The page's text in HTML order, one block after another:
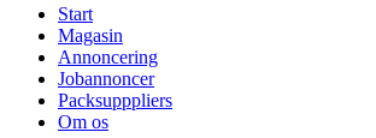
Start
Magasin
Annoncering
Jobannoncer
Packsupppliers
Om os